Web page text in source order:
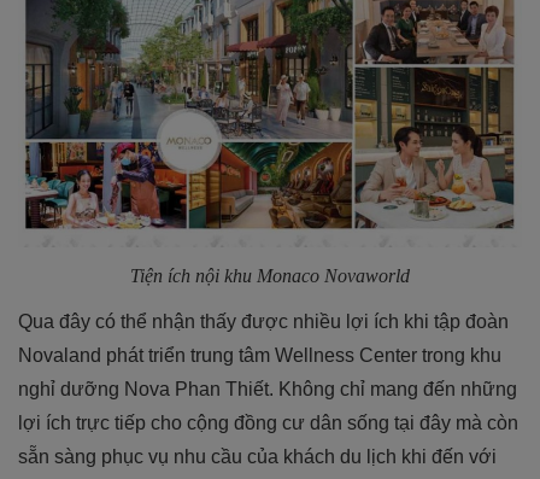
Tiện ích nội khu Monaco Novaworld
Qua đây có thể nhận thấy được nhiều lợi ích khi tập đoàn
Novaland phát triển trung tâm Wellness Center trong khu
nghỉ dưỡng Nova Phan Thiết. Không chỉ mang đến những
lợi ích trực tiếp cho cộng đồng cư dân sống tại đây mà còn
sẵn sàng phục vụ nhu cầu của khách du lịch khi đến với